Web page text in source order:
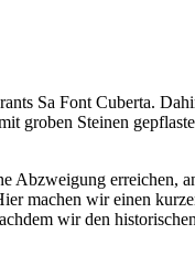
Sa Font Cuberta.
Steinen
erreichen,
machen wir einen
wir den